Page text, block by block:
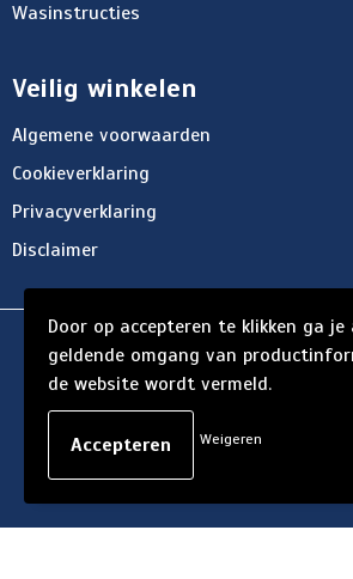
Wasinstructies
Veilig winkelen
Algemene voorwaarden
Cookieverklaring
Privacyverklaring
Disclaimer
© Copyright d'Hersigny
Door op accepteren te klikken ga
geldende omgang van
de website wordt vermeld.
Weigeren